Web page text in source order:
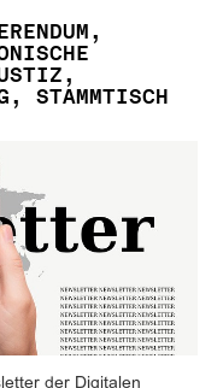
STAMMTISCH
der Digitalen